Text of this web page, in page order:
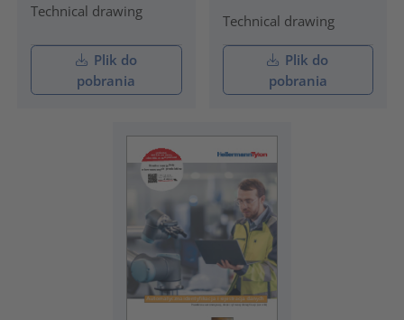
Technical drawing
Plik do
pobrania
Technical drawing
Plik do
pobrania